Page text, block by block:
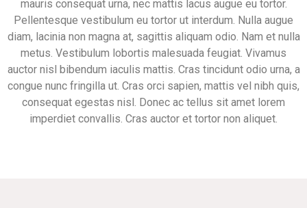
mauris consequat urna, nec mattis lacus augue eu tortor.
Pellentesque vestibulum eu tortor ut interdum. Nulla augue
diam, lacinia non magna at, sagittis aliquam odio. Nam et nulla
metus. Vestibulum lobortis malesuada feugiat. Vivamus
auctor nisl bibendum iaculis mattis. Cras tincidunt odio urna, a
congue nunc fringilla ut. Cras orci sapien, mattis vel nibh quis,
consequat egestas nisl. Donec ac tellus sit amet lorem
imperdiet convallis. Cras auctor et tortor non aliquet.